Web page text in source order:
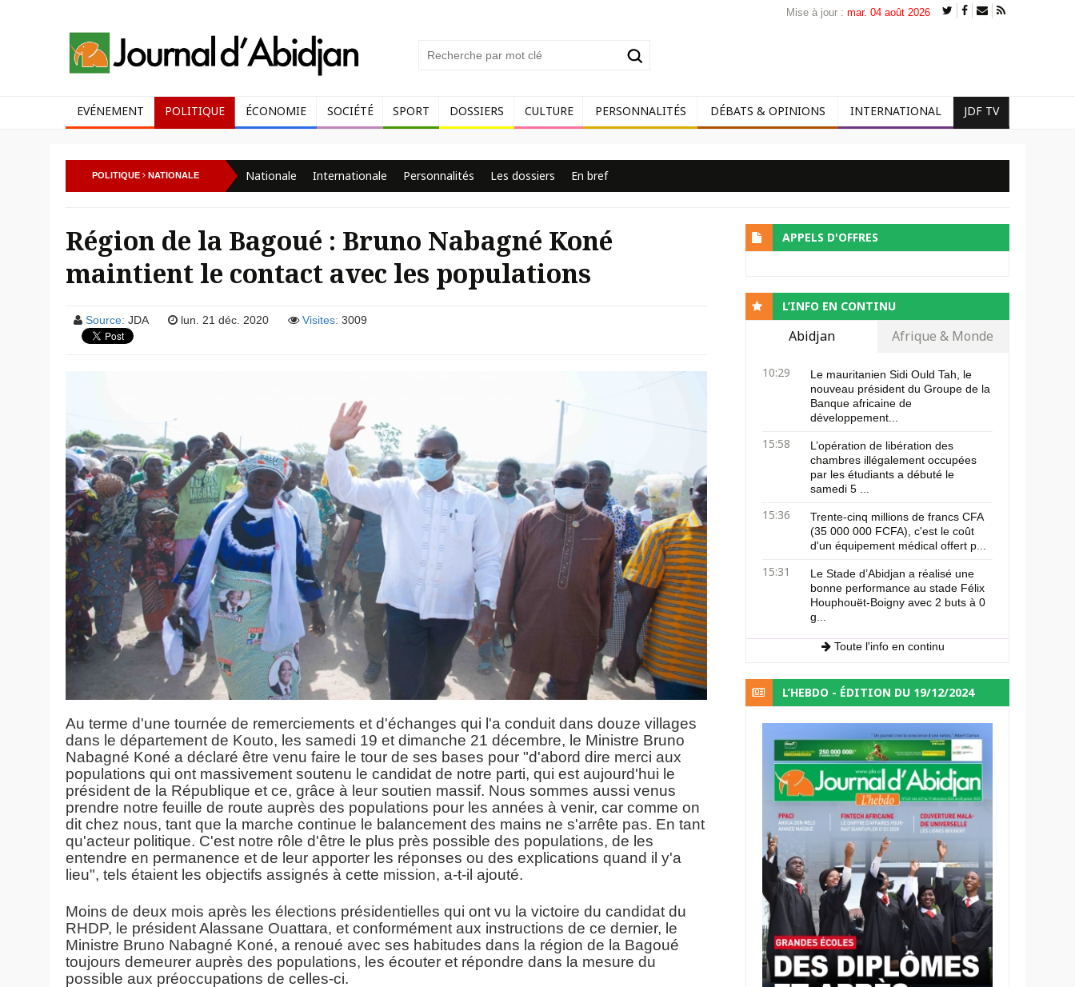
Mise à jour : mar. 04 août 2026
EVÉNEMENT POLITIQUE ÉCONOMIE SOCIÉTÉ SPORT DOSSIERS CULTURE PERSONNALITÉS DÉBATS & OPINIONS INTERNATIONAL JDF TV
POLITIQUE NATIONALE Nationale Internationale Personnalités Les dossiers En bref
Région de la Bagoué : Bruno Nabagné Koné
maintient le contact avec les populations
Source: JDA lun. 21 déc. 2020 Visites: 3009
Au terme d'une tournée de remerciements et d'échanges qui l'a conduit dans douze villages
dans le département de Kouto, les samedi 19 et dimanche 21 décembre, le Ministre Bruno
Nabagné Koné a déclaré être venu faire le tour de ses bases pour "d'abord dire merci aux
populations qui ont massivement soutenu le candidat de notre parti, qui est aujourd'hui le
président de la République et ce, grâce à leur soutien massif. Nous sommes aussi venus
prendre notre feuille de route auprès des populations pour les années à venir, car comme on
dit chez nous, tant que la marche continue le balancement des mains ne s'arrête pas. En tant
qu'acteur politique. C'est notre rôle d'être le plus près possible des populations, de les
entendre en permanence et de leur apporter les réponses ou des explications quand il y'a
lieu", tels étaient les objectifs assignés à cette mission, a-t-il ajouté.
Moins de deux mois après les élections présidentielles qui ont vu la victoire du candidat du
RHDP, le président Alassane Ouattara, et conformément aux instructions de ce dernier, le
Ministre Bruno Nabagné Koné, a renoué avec ses habitudes dans la région de la Bagoué
toujours demeurer auprès des populations, les écouter et répondre dans la mesure du
possible aux préoccupations de celles-ci.
APPELS D'OFFRES
L’INFO EN CONTINU
Abidjan Afrique & Monde
10:29
Le mauritanien Sidi Ould Tah, le
nouveau président du Groupe de la
Banque africaine de
développement...
15:58
L’opération de libération des
chambres illégalement occupées
par les étudiants a débuté le
samedi 5 ...
15:36
Trente-cinq millions de francs CFA
(35 000 000 FCFA), c'est le coût
d'un équipement médical offert p...
15:31
Le Stade d’Abidjan a réalisé une
bonne performance au stade Félix
Houphouët-Boigny avec 2 buts à 0
g...
Toute l'info en continu
L’HEBDO - ÉDITION DU 19/12/2024